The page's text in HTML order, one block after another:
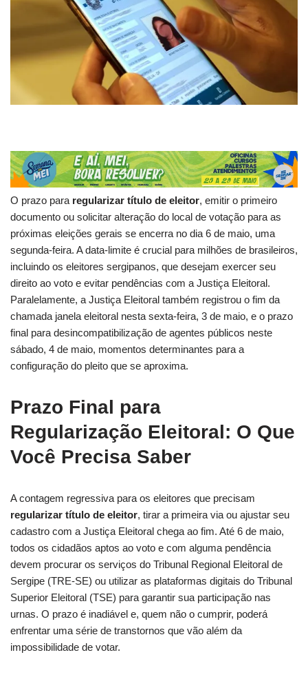
O prazo para regularizar título de eleitor, emitir o primeiro
documento ou solicitar alteração do local de votação para as
próximas eleições gerais se encerra no dia 6 de maio, uma
segunda-feira. A data-limite é crucial para milhões de brasileiros,
incluindo os eleitores sergipanos, que desejam exercer seu
direito ao voto e evitar pendências com a Justiça Eleitoral.
Paralelamente, a Justiça Eleitoral também registrou o fim da
chamada janela eleitoral nesta sexta-feira, 3 de maio, e o prazo
final para desincompatibilização de agentes públicos neste
sábado, 4 de maio, momentos determinantes para a
configuração do pleito que se aproxima.
Prazo Final para
Regularização Eleitoral: O Que
Você Precisa Saber
A contagem regressiva para os eleitores que precisam
regularizar título de eleitor, tirar a primeira via ou ajustar seu
cadastro com a Justiça Eleitoral chega ao fim. Até 6 de maio,
todos os cidadãos aptos ao voto e com alguma pendência
devem procurar os serviços do Tribunal Regional Eleitoral de
Sergipe (TRE-SE) ou utilizar as plataformas digitais do Tribunal
Superior Eleitoral (TSE) para garantir sua participação nas
urnas. O prazo é inadiável e, quem não o cumprir, poderá
enfrentar uma série de transtornos que vão além da
impossibilidade de votar.